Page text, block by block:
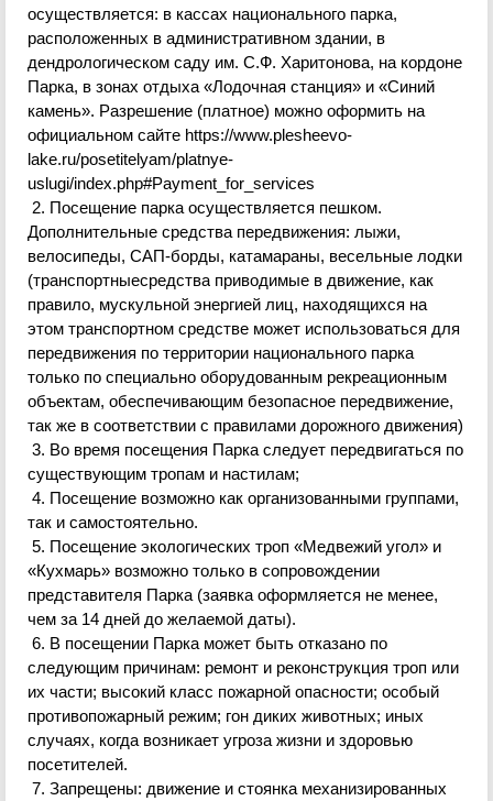
осуществляется: в кассах национального парка,
расположенных в административном здании, в
дендрологическом саду им. С.Ф. Харитонова, на кордоне
Парка, в зонах отдыха «Лодочная станция» и «Синий
камень». Разрешение (платное) можно оформить на
официальном сайте https://www.plesheevo-
lake.ru/posetitelyam/platnye-
uslugi/index.php#Payment_for_services
2. Посещение парка осуществляется пешком.
Дополнительные средства передвижения: лыжи,
велосипеды, САП-борды, катамараны, весельные лодки
(транспортныесредства приводимые в движение, как
правило, мускульной энергией лиц, находящихся на
этом транспортном средстве может использоваться для
передвижения по территории национального парка
только по специально оборудованным рекреационным
объектам, обеспечивающим безопасное передвижение,
так же в соответствии с правилами дорожного движения)
3. Во время посещения Парка следует передвигаться по
существующим тропам и настилам;
4. Посещение возможно как организованными группами,
так и самостоятельно.
5. Посещение экологических троп «Медвежий угол» и
«Кухмарь» возможно только в сопровождении
представителя Парка (заявка оформляется не менее,
чем за 14 дней до желаемой даты).
6. В посещении Парка может быть отказано по
следующим причинам: ремонт и реконструкция троп или
их части; высокий класс пожарной опасности; особый
противопожарный режим; гон диких животных; иных
случаях, когда возникает угроза жизни и здоровью
посетителей.
7. Запрещены: движение и стоянка механизированных